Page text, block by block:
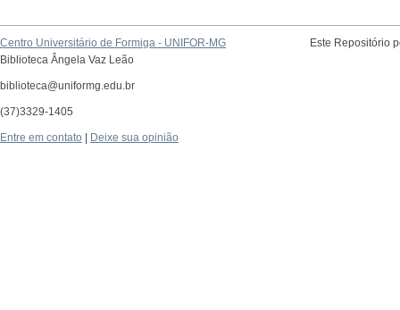
Centro Universitário de Formiga - UNIFOR-MG
Biblioteca Ângela Vaz Leão
biblioteca@uniformg.edu.br
(37)3329-1405
Este Repositório
Entre em contato Deixe sua opinião